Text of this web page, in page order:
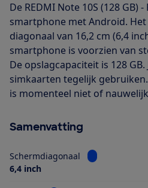
De REDMI Note 10S (128 GB)
smartphone met Android.
diagonaal van 16,2 cm (6,4
smartphone is voorzien van
De opslagcapaciteit is 128
simkaarten tegelijk
is momenteel niet of
Samenvatting
Schermdiagonaal
Bekijk
6,4 inch